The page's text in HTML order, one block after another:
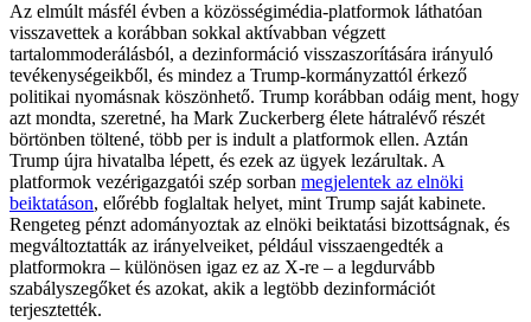
Az elmúlt másfél évben a közösségimédia-platformok láthatóan
visszavettek a korábban sokkal aktívabban végzett
tartalommoderálásból, a dezinformáció visszaszorítására irányuló
tevékenységeikből, és mindez a Trump-kormányzattól érkező
politikai nyomásnak köszönhető. Trump korábban odáig ment, hogy
azt mondta, szeretné, ha Mark Zuckerberg élete hátralévő részét
börtönben töltené, több per is indult a platformok ellen. Aztán
Trump újra hivatalba lépett, és ezek az ügyek lezárultak. A
platformok vezérigazgatói szép sorban megjelentek az elnöki
beiktatáson, előrébb foglaltak helyet, mint Trump saját kabinete.
Rengeteg pénzt adományoztak az elnöki beiktatási bizottságnak, és
megváltoztatták az irányelveiket, például visszaengedték a
platformokra – különösen igaz ez az X-re – a legdurvább
szabályszegőket és azokat, akik a legtöbb dezinformációt
terjesztették.